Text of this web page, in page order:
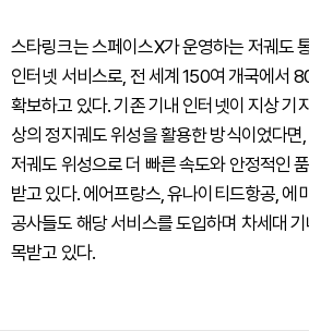
스타링크는 스페이스X가 운영하는 저궤도
인터넷 서비스로, 전 세계 150여 개국에서
확보하고 있다. 기존 기내 인터넷이 지상
상의 정지궤도 위성을 활용한 방식이었다면
저궤도 위성으로 더 빠른 속도와 안정적인
받고 있다. 에어프랑스, 유나이티드항공, 에
공사들도 해당 서비스를 도입하며 차세대
목받고 있다.